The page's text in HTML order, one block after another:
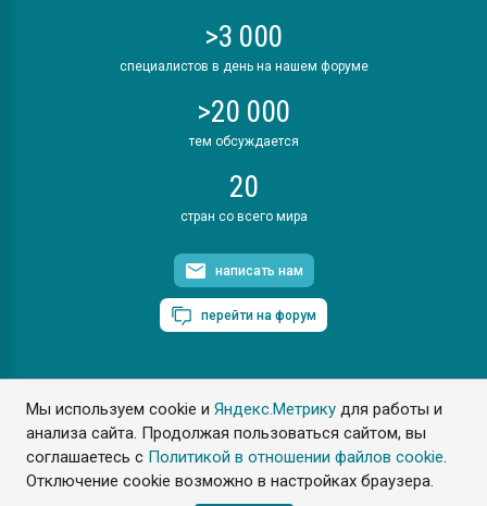
Мы используем cookie иЯндекс.Метрику для работы и
анализа сайта. Продолжая пользоваться сайтом, вы
соглашаетесь с Политикой в отношении файлов cookie.
Отключение cookie возможно в настройках браузера.
>3 000
специалистов в день на нашем форуме
>20 000
тем обсуждается
20
стран со всего мира
написать нам
перейти на форум
ПластЭксперт © 2006. Все права защищены
Разрешается копирование материалов сайта с обязательной
ссылкой на www.e-plastic.ru
Разработка сайта